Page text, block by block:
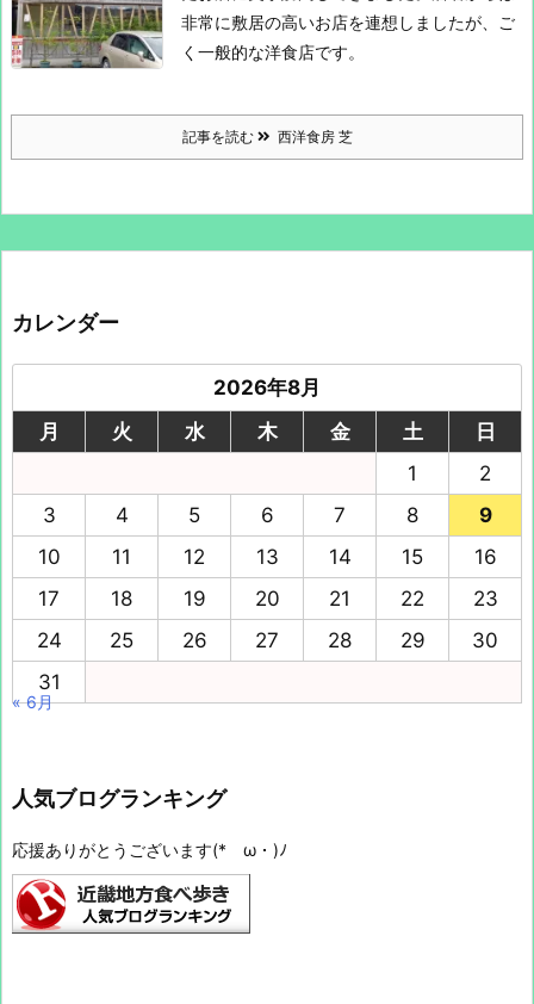
非常に敷居の高いお店を連想しましたが、ご
く一般的な洋食店です。
記事を読む 西洋食房 芝
カレンダー
2026年8月
月
火 水 木 金 土
日
1
2
3
4 5 6 7 8
9
10
11 12 13 14 15
16
17
18 19 20 21 22
23
24
25 26 27 28 29
30
31
« 6月
人気ブログランキング
応援ありがとうございます(*ゝω・)ﾉ